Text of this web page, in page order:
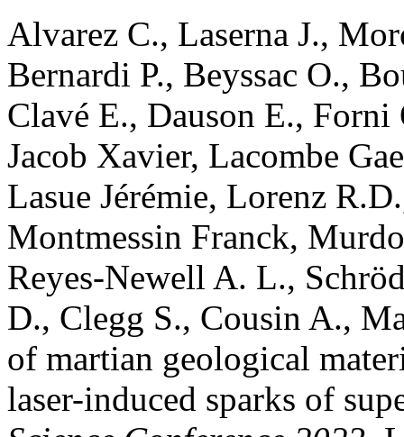
Alvarez C., Laserna J.,
Bernardi P., Beyssac O.,
Clavé E., Dauson E., Forni
Jacob Xavier, Lacombe
Lasue Jérémie, Lorenz R.D.
Montmessin Franck,
Reyes-Newell A. L.,
D., Clegg S., Cousin A.,
of martian geological
laser-induced sparks of